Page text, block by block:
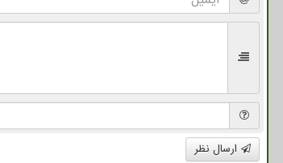
ارسال نظر